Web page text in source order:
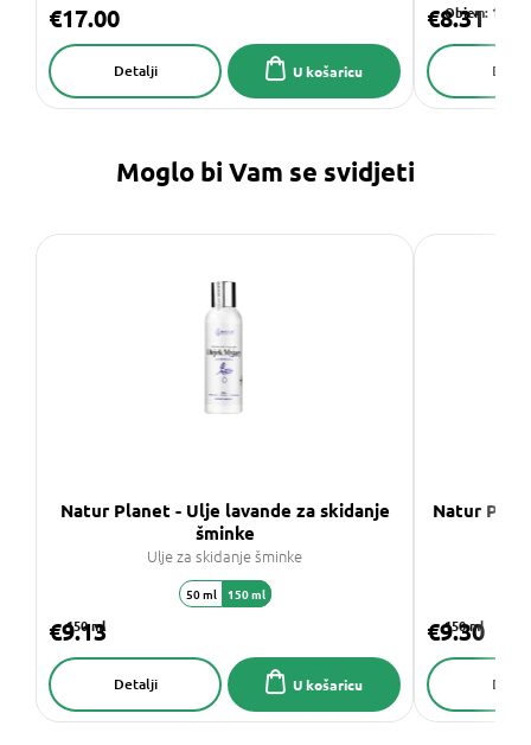
€17.00
U košaricu
Detalji
Objem: 100 ml
€8.31
Moglo bi Vam se svidjeti
Natur Planet - Ulje lavande za skidanje
šminke
Ulje za skidanje šminke
150 ml
€9.13
U košaricu
Detalji
50 ml 150 ml
Natur
150 ml
€9.30